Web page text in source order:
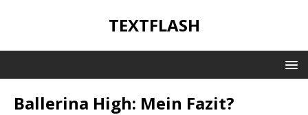
TEXTFLASH
Ballerina High: Mein Fazit?